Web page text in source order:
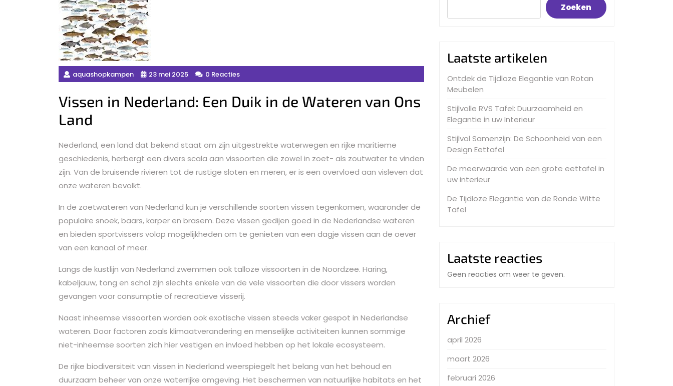
aquashopkampen 23 mei 2025 0 Reacties
Vissen in Nederland: Een Duik in de Wateren van Ons
Land
Nederland, een land dat bekend staat om zijn uitgestrekte waterwegen en rijke maritieme
geschiedenis, herbergt een divers scala aan vissoorten die zowel in zoet- als zoutwater te vinden
zijn. Van de bruisende rivieren tot de rustige sloten en meren, er is een overvloed aan visleven dat
onze wateren bevolkt.
In de zoetwateren van Nederland kun je verschillende soorten vissen tegenkomen, waaronder de
populaire snoek, baars, karper en brasem. Deze vissen gedijen goed in de Nederlandse wateren
en bieden sportvissers volop mogelijkheden om te genieten van een dagje vissen aan de oever
van een kanaal of meer.
Langs de kustlijn van Nederland zwemmen ook talloze vissoorten in de Noordzee. Haring,
kabeljauw, tong en schol zijn slechts enkele van de vele vissoorten die door vissers worden
gevangen voor consumptie of recreatieve visserij.
Naast inheemse vissoorten worden ook exotische vissen steeds vaker gespot in Nederlandse
wateren. Door factoren zoals klimaatverandering en menselijke activiteiten kunnen sommige
niet-inheemse soorten zich hier vestigen en invloed hebben op het lokale ecosysteem.
De rijke biodiversiteit van vissen in Nederland weerspiegelt het belang van het behoud en
duurzaam beheer van onze waterrijke omgeving. Het beschermen van natuurlijke habitats en het
Zoeken
Laatste artikelen
Ontdek de Tijdloze Elegantie van Rotan
Meubelen
Stijlvolle RVS Tafel: Duurzaamheid en
Elegantie in uw Interieur
Stijlvol Samenzijn: De Schoonheid van een
Design Eettafel
De meerwaarde van een grote eettafel in
uw interieur
De Tijdloze Elegantie van de Ronde Witte
Tafel
Laatste reacties
Geen reacties om weer te geven.
Archief
april 2026
maart 2026
februari 2026